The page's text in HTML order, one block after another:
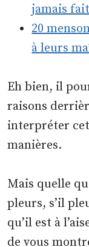
jamais
20
à leurs
Eh bien, il
raisons
interpréter
manières.
Mais quelle
pleurs, s’il
qu’il est à
de vous